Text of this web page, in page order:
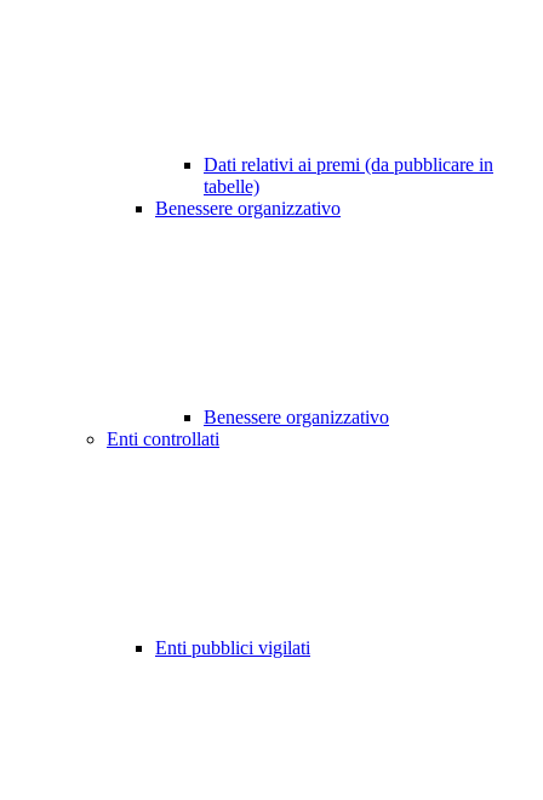
Dati relativi ai premi (da pubblicare in
tabelle)
Benessere organizzativo
Benessere organizzativo
Enti controllati
Enti pubblici vigilati